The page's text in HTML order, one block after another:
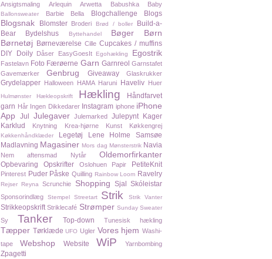
Ansigtsmaling Arlequin Arwetta Babushka Baby
Ballonsweater Barbie Bella Blogchallenge Blogs
Blogsnak Blomster Broderi Brød / boller
Build-a-
Bear
Bydelshus Byttehandel Bøger
Børn
Børnetøj Børneværelse Cille Cupcakes / muffins
DIY
Doily Dåser EasyGoesIt Egohækling Egostrik
Fastelavn Foto Færøerne Garn Garnreol Garnstafet
Gavemærker
Genbrug Giveaway Glaskrukker
Grydelapper Halloween HAMA Haruni Haveliv Huer
Hulmønster Hækleopskrift Hækling
Håndfarvet
garn Hår Ingen Dikkedarer Instagram iphone iPhone
App Jul Julegaver Julemarked Julepynt
Kager
Karklud
Knytning Krea-hjørne Kunst Køkkengrej
Køkkenhåndklæder Legetøj
Lene Holme Samsøe
Madlavning Magasiner Mors dag Mønsterstrik Navia
Nem aftensmad Nytår Oldemorfirkanter
Opbevaring Opskrifter Oslohuen Papir PetiteKnit
Pinterest Puder Påske Quilling Rainbow Loom Ravelry
Rejser Reyna Scrunchie Shopping Sjal Skóleistar
Sponsorindlæg Stempel Streetart Strik Strik Vanter
Strikkeopskrift Striklecafé Strømper Sunday Sweater
Sy Tanker Top-down Tunesisk hækling
Tæpper Tørklæde UFO Ugler Vores hjem Washi-
tape
Webshop Website WiP Yarnbombing
Zpagetti